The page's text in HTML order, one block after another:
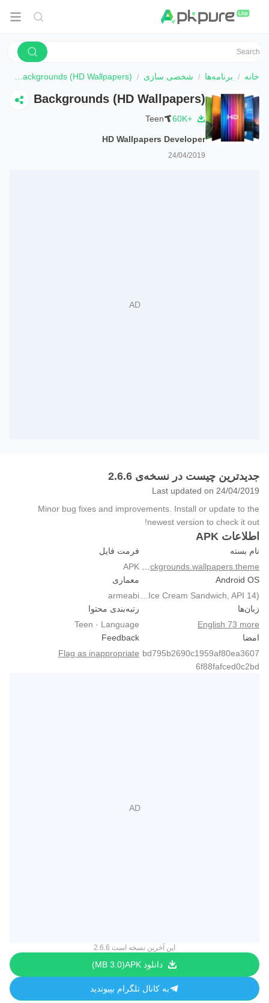
خانه برنامه‌ها شخصی سازی Backgrounds (HD Wallpapers)
Backgrounds (HD Wallpapers)
60K+
Teen
HD Wallpapers Developer
24/04/2019
جدیدترین چیست در نسخه‌ی 2.6.6
Last updated on 24/04/2019
Minor bug fixes and improvements. Install or update to the
newest version to check it out!
اطلاعات APK
نام بسته
فرمت فایل
APK
Android OS
معماری
armeabi
زبان‌ها
English 73 more
رتبه‌بندی محتوا
Teen · Language
امضا
bd795b2690c1959af80ea3607
6f88fafced0c2bd
Feedback
Flag as inappropriate
این آخرین نسخه است 2.6.6
دانلود APK 3.0 MB
به کانال تلگرام بپیوندید